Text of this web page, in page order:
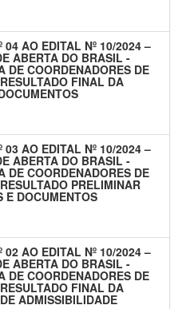
04 AO EDITAL Nº 10/2024 –
ABERTA DO BRASIL -
DE COORDENADORES DE
FINAL DA
03 AO EDITAL Nº 10/2024 –
ABERTA DO BRASIL -
DE COORDENADORES DE
PRELIMINAR
E DOCUMENTOS
02 AO EDITAL Nº 10/2024 –
ABERTA DO BRASIL -
DE COORDENADORES DE
FINAL DA
ADMISSIBILIDADE